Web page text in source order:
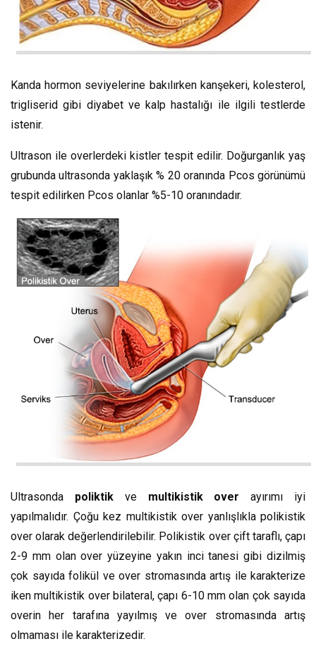
Kanda hormon seviyelerine bakılırken kanşekeri, kolesterol,
trigliserid gibi diyabet ve kalp hastalığı ile ilgili testlerde
istenir.
Ultrason ile overlerdeki kistler tespit edilir. Doğurganlık yaş
grubunda ultrasonda yaklaşık % 20 oranında Pcos görünümü
tespit edilirken Pcos olanlar %5-10 oranındadır.
Ultrasonda poliktikve multikistik over ayırımı iyi
yapılmalıdır. Çoğu kez multikistik over yanlışlıkla polikistik
over olarak değerlendirilebilir. Polikistik over çift taraflı, çapı
2-9 mm olan over yüzeyine yakın inci tanesi gibi dizilmiş
çok sayıda folikül ve over stromasında artış ile karakterize
iken multikistik over bilateral, çapı 6-10 mm olan çok sayıda
overin her tarafına yayılmış ve over stromasında artış
olmaması ile karakterizedir.